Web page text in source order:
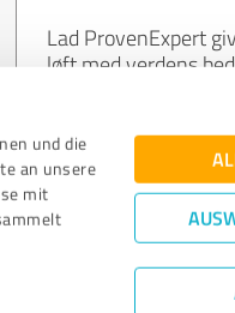
und die
an unsere
mit
Lad ProvenExpert
løft med verdens
Deltag nu